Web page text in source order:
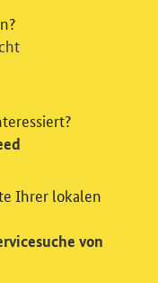
/ oder
Einwilligung für
Webseite: Wir
Ihrer lokalen
von